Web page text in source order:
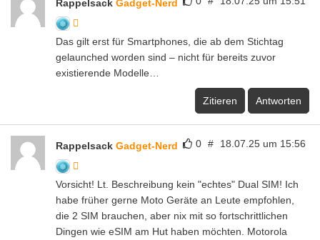
Rappelsack Gadget-Nerd
Das gilt erst für Smartphones, die ab dem Stichtag
gelaunched worden sind – nicht für bereits zuvor
existierende Modelle…
Zitieren Antworten
0 # 18.07.25 um 15:56
Rappelsack Gadget-Nerd
Vorsicht! Lt. Beschreibung kein "echtes" Dual SIM! Ich
habe früher gerne Moto Geräte an Leute empfohlen,
die 2 SIM brauchen, aber nix mit so fortschrittlichen
Dingen wie eSIM am Hut haben möchten. Motorola